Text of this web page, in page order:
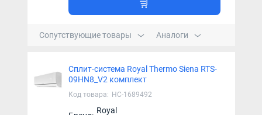
Сопутствующие товары Аналоги
Сплит-система Royal Thermo Siena RTS-
09HN8_V2 комплект
Код товара: НС-1689492
Royal